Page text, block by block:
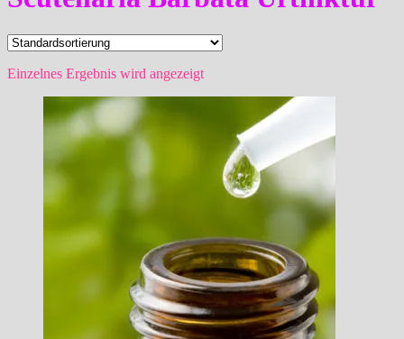
Einzelnes Ergebnis wird angezeigt